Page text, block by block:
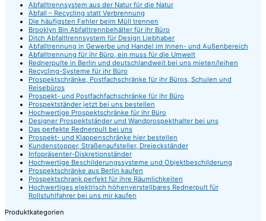
Abfalltrennsystem aus der Natur für die Natur
Abfall – Recycling statt Verbrennung
Die häufigsten Fehler beim Müll trennen
Brooklyn Bin Abfalltrennbehälter für ihr Büro
Ditch Abfalltrennsystem für Design Liebhaber
Abfalltrennung in Gewerbe und Handel im Innen- und Außenbereich
Abfalltrennung für ihr Büro, ein muss für die Umwelt
Rednerpulte in Berlin und deutschlandweit bei uns mieten/leihen
Recycling-Systeme für ihr Büro
Prospektschränke, Postfachschränke für ihr Büros, Schulen und
Reisebüros
Prospekt- und Postfachfachschränke für ihr Büro
Prospektständer jetzt bei uns bestellen
Hochwertige Prospektschränke für ihr Büro
Designer Prospektständer und Wandprospekthalter bei uns
Das perfekte Rednerpult bei uns
Prospekt- und Klappenschränke hier bestellen
Kundenstopper, Straßenaufsteller, Dreieckständer
Infopräsenter-Diskretionständer
Hochwertige Beschilderungssysteme und Objektbeschilderung
Prospektschränke aus Berlin kaufen
Prospektschrank perfekt für ihre Räumlichkeiten
Hochwertiges elektrisch höhenverstellbares Rednerpult für
Rollstuhlfahrer bei uns mir kaufen
Produktkategorien